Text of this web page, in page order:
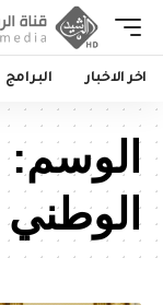
اخر الاخبار البرامج
الوسم:
الوطني